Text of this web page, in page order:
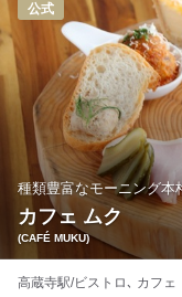
公式
種類豊富なモーニング本
カフェ ムク
(CAFÉ MUKU)
高蔵寺駅/ビストロ､ カフェ